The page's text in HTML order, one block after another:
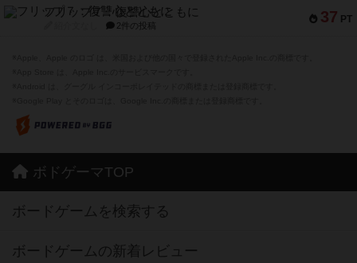
37 PT
フリップ７：復讐心とともに
2件の投稿
ボドゲーマTOP
ボードゲームを検索する
ボードゲームの新着レビュー